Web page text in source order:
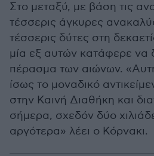
Στο μεταξύ, με βάση τις
τέσσερις άγκυρες
τέσσερις δύτες στη
μία εξ αυτών κατάφερε να
πέρασμα των αιώνων.
ίσως το μοναδικό
στην Καινή Διαθήκη και
σήμερα, σχεδόν δύο
αργότερα» λέει ο Κόρνακι.